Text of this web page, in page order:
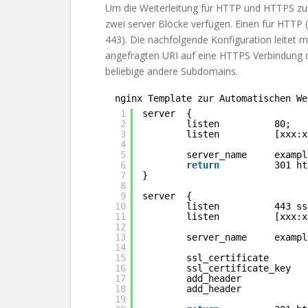
Um die Weiterleitung für HTTP und HTTPS
zwei server Blöcke verfügen. Einen für
443). Die nachfolgende Konfiguration leitet
angefragten URI auf eine HTTPS
beliebige andere Subdomains.
nginx Template zur Automatischen
1
2
3
4
5
6
7
8
9
10
11
12
13
14
15
16
17
18
19
server  {
listen          80;
listen
server_name
return
301
}
server  {
listen          443
listen
server_name
add_header
add_header